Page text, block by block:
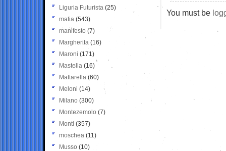
You must be
Liguria Futurista (25)
mafia (543)
manifesto (7)
Margherita (16)
Maroni (171)
Mastella (16)
Mattarella (60)
Meloni (14)
Milano (300)
Montezemolo (7)
Monti (357)
moschea (11)
Musso (10)